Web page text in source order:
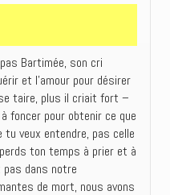
Bartimée, son cri
et l’amour pour désirer
taire, plus il criait fort –
foncer pour obtenir ce que
veux entendre, pas celle
ton temps à prier et à
pas dans notre
de mort, nous avons